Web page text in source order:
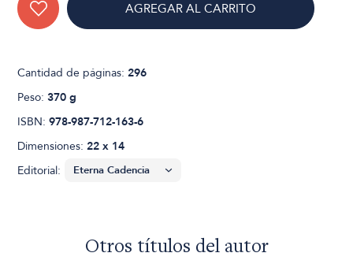
AGREGAR AL CARRITO
Cantidad de páginas:296
Peso:370 g
ISBN:978-987-712-163-6
Dimensiones:22 x 14
Editorial:
Otros títulos del autor